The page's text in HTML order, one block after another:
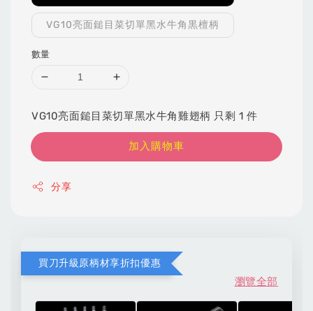
VG10亮面鎚目菜切單黑水牛角黒檀柄
數量
VG10亮面鎚目菜切單黑水牛角雞翅柄 只剩 1 件
加入購物車
分享
買刀升級原柄材享折扣優惠
瀏覽全部